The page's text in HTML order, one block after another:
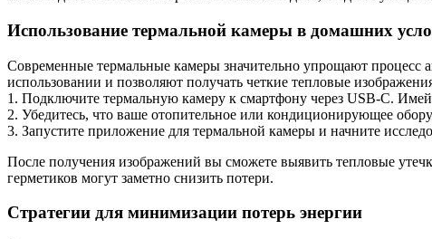
Использование термальной камеры в домашних
Современные термальные камеры значительно упрощают процесс
использовании и позволяют получать четкие тепловые
1. Подключите термальную камеру к смартфону через USB-C.
2. Убедитесь, что ваше отопительное или кондиционирующее
3. Запустите приложение для термальной камеры и начните
После получения изображений вы сможете выявить тепловые
герметиков могут заметно снизить потери.
Стратегии для минимизации потерь энергии